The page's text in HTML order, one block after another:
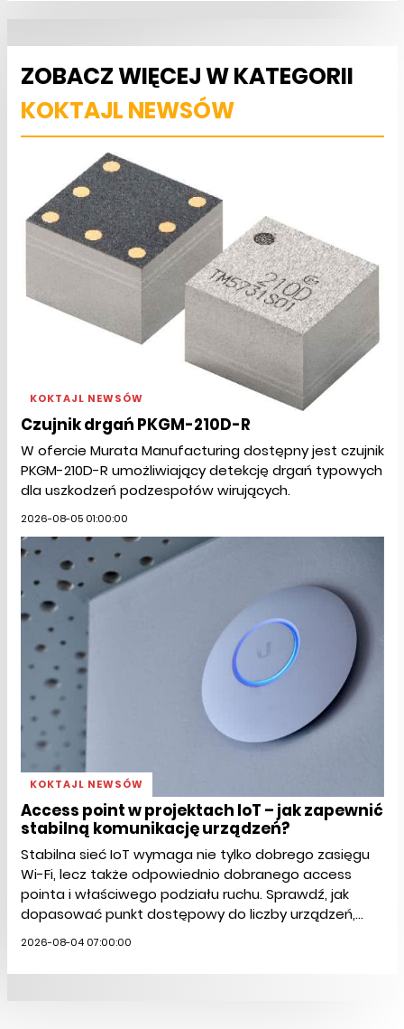
ZOBACZ WIĘCEJ W KATEGORII
KOKTAJL NEWSÓW
KOKTAJL NEWSÓW
Czujnik drgań PKGM-210D-R
W ofercie Murata Manufacturing dostępny jest czujnik
PKGM-210D-R umożliwiający detekcję drgań typowych
dla uszkodzeń podzespołów wirujących.
2026-08-05 01:00:00
KOKTAJL NEWSÓW
Access point w projektach IoT – jak zapewnić
stabilną komunikację urządzeń?
Stabilna sieć IoT wymaga nie tylko dobrego zasięgu
Wi-Fi, lecz także odpowiednio dobranego access
pointa i właściwego podziału ruchu. Sprawdź, jak
dopasować punkt dostępowy do liczby urządzeń,...
2026-08-04 07:00:00